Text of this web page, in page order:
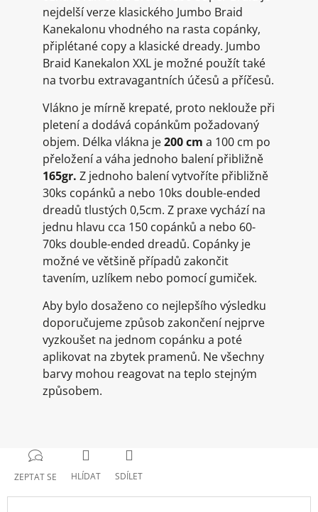
nejdelší verze klasického Jumbo Braid
Kanekalonu vhodného na rasta copánky,
připlétané copy a klasické dready. Jumbo
Braid Kanekalon XXL je možné použít také
na tvorbu extravagantních účesů a příčesů.
Vlákno je mírně krepaté, proto neklouže při
pletení a dodává copánkům požadovaný
objem. Délka vlákna je200 cm a 100 cm po
přeložení a váha jednoho balení přibližně
165gr. Z jednoho balení vytvoříte přibližně
30ks copánků a nebo 10ks double-ended
dreadů tlustých 0,5cm. Z praxe vychází na
jednu hlavu cca 150 copánků a nebo 60-
70ks double-ended dreadů. Copánky je
možné ve většině případů zakončit
tavením, uzlíkem nebo pomocí gumiček.
Aby bylo dosaženo co nejlepšího výsledku
doporučujeme způsob zakončení nejprve
vyzkoušet na jednom copánku a poté
aplikovat na zbytek pramenů. Ne všechny
barvy mohou reagovat na teplo stejným
způsobem.
ZEPTAT SE HLÍDAT SDÍLET